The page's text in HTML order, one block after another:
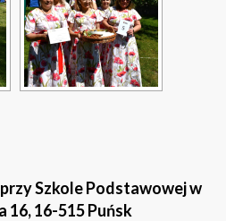
przy Szkole Podstawowej w
16, 16-515 Puńsk